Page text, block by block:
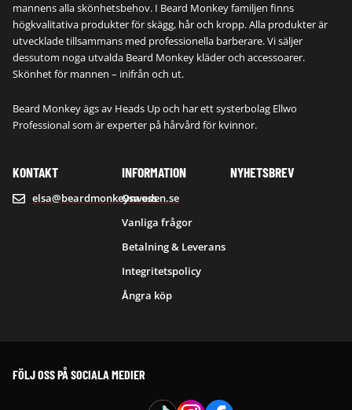
mannens alla skönhetsbehov. I Beard Monkey familjen finns
högkvalitativa produkter för skägg, hår och kropp. Alla produkter är
utvecklade tillsammans med professionella barberare. Vi säljer
dessutom noga utvalda Beard Monkey kläder och accessoarer.
Skönhet för mannen – inifrån och ut.
Beard Monkey ägs av Heads Up och har ett systerbolag Ellwo
Professional som är experter på hårvård för kvinnor.
KONTAKT
elsa@beardmonkeysweden.se
INFORMATION
Om oss
Vanliga frågor
Betalning & Leverans
Integritetspolicy
Ångra köp
NYHETSBREV
FÖLJ OSS PÅ SOCIALA MEDIER